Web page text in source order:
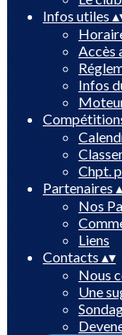
Infos utiles ▴
Accès
Infos
Chpt.
Partenaires ▴
Nos
Liens
Contacts ▴▾
Nous
Une